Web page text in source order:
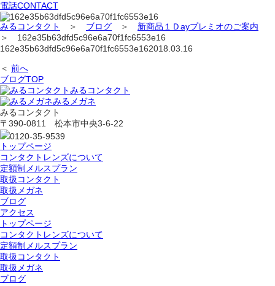
電話CONTACT
みるコンタクト ＞ ブログ ＞ 新商品１Ｄayプレミオのご案内
＞ 162e35b63dfd5c96e6a70f1fc6553e16
162e35b63dfd5c96e6a70f1fc6553e162018.03.16
＜ 前へ
ブログTOP
みるコンタクト
みるメガネ
みるコンタクト
〒390-0811 松本市中央3-6-22
0120-35-9539
トップページ
コンタクトレンズについて
定額制メルスプラン
取扱コンタクト
取扱メガネ
ブログ
アクセス
トップページ
コンタクトレンズについて
定額制メルスプラン
取扱コンタクト
取扱メガネ
ブログ